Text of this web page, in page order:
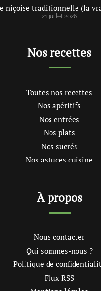
niçoise traditionnelle (la
21 juillet 2026
Nos recettes
Toutes nos recettes
Nos apéritifs
Nos entrées
Nos plats
Nos sucrés
Nos astuces cuisine
À propos
Nous contacter
Qui sommes-nous ?
Politique de
Flux RSS